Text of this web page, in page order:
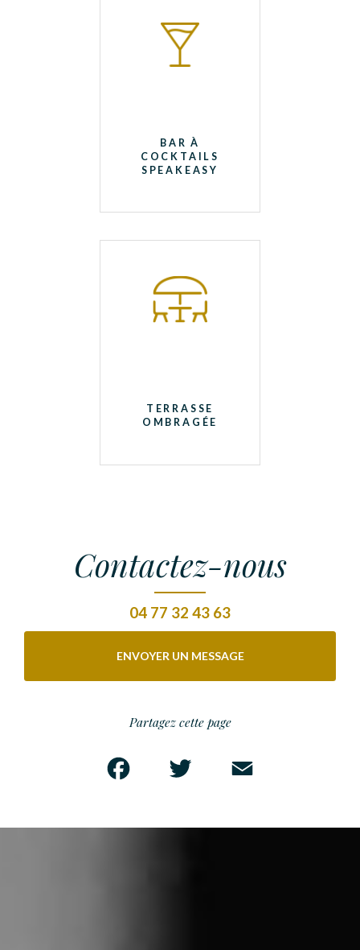
BAR À
COCKTAILS
SPEAKEASY
TERRASSE
OMBRAGÉE
Contactez-nous
04 77 32 43 63
ENVOYER UN MESSAGE
Partagez cette page